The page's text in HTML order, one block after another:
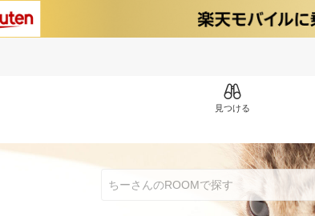
見つける